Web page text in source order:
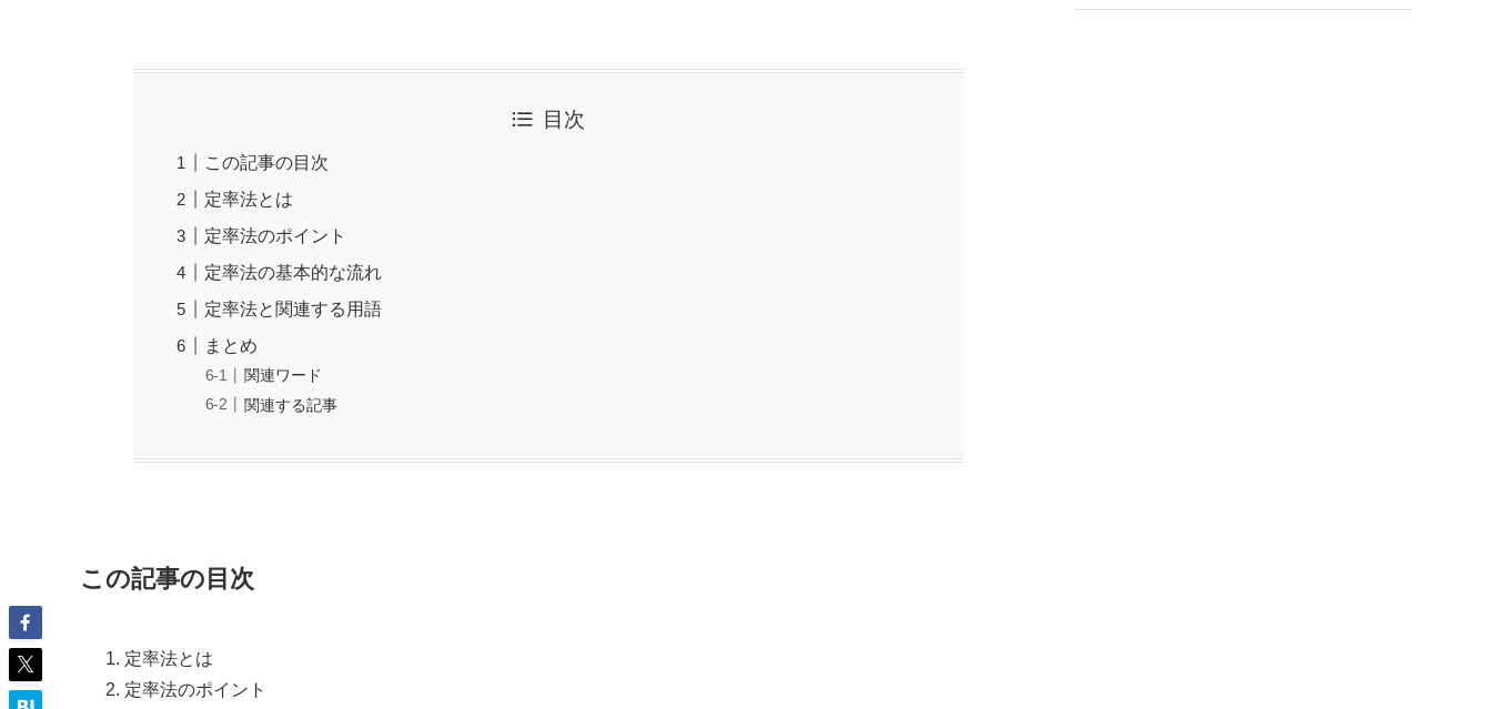
目次
この記事の目次
定率法とは
定率法のポイント
定率法の基本的な流れ
定率法と関連する用語
まとめ
関連ワード
関連する記事
この記事の目次
定率法とは
定率法のポイント